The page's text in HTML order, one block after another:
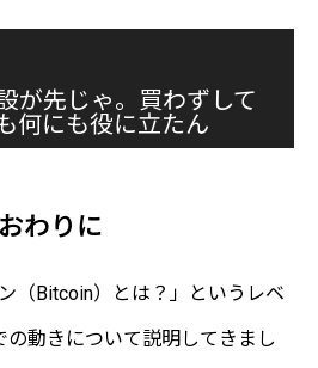
が先じゃ。買わずして
何にも役に立たん
おわりに
（Bitcoin）とは？」というレベ
動きについて説明してきまし